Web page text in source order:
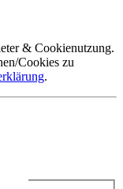
& Cookienutzung.
Cookies zu
.